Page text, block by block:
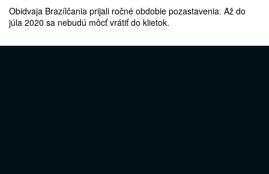
Obidvaja Brazílčania prijali ročné obdobie pozastavenia. Až do
júla 2020 sa nebudú môcť vrátiť do klietok.